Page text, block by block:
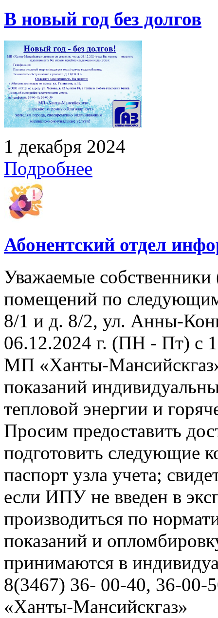
В новый год без долгов
1 декабря 2024
Подробнее
Абонентский отдел
Уважаемые
помещений по
8/1 и д. 8/2, ул. Анны-
06.12.2024 г. (ПН - Пт) с
МП «Ханты-Мансийскгаз»
показаний
тепловой энергии и
Просим предоставить
подготовить следующие
паспорт узла учета;
если ИПУ не введен в
производиться по
показаний и
принимаются в
8(3467) 36- 00-40, 36-
«Ханты-Мансийскгаз»